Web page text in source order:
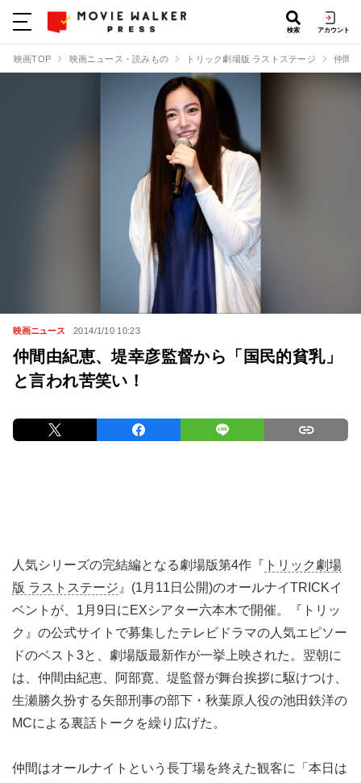
検索 アカウント
映画TOP 映画ニュース・読みもの トリック劇場版 ラストステージ 仲間
映画ニュース 2014/1/10 10:23
仲間由紀恵、堤幸彦監督から「国民的貧乳」
と言われ苦笑い！
人気シリーズの完結編となる劇場版第4作『 トリック劇場
版 ラストステージ 』(1月11日公開)のオールナイTRICKイ
ベントが、1月9日にEXシアター六本木で開催。『トリッ
ク』の公式サイトで募集したテレビドラマの人気エピソー
ドのベスト3と、劇場版最新作が一挙上映された。翌朝に
は、仲間由紀恵、阿部寛、堤監督が舞台挨拶に駆けつけ、
生瀬勝久扮する矢部刑事の部下・秋葉原人役の池田鉄洋の
MCによる裏話トークを繰り広げた。
仲間はオールナイトという長丁場を終えた観客に「本日は